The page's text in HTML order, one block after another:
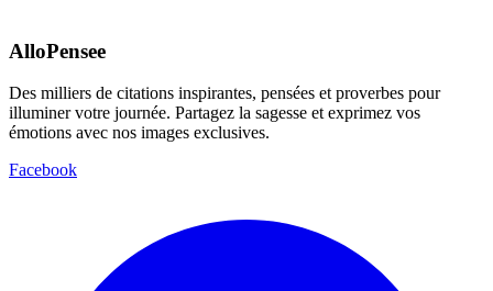
AlloPensee
Des milliers de citations inspirantes, pensées et proverbes pour
illuminer votre journée. Partagez la sagesse et exprimez vos
émotions avec nos images exclusives.
Facebook